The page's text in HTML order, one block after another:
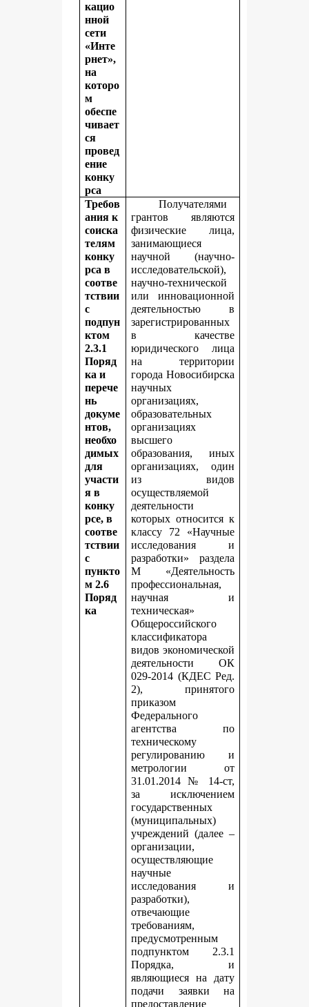
кацио
нной
сети
«Инте
рнет»,
на
которо
м
обеспе
чивает
ся
провед
ение
конку
рса
Требов
ания к
соиска
телям
конку
рса в
соотве
тствии
с
подпун
ктом
2.3.1
Поряд
ка и
перече
нь
докуме
нтов,
необхо
димых
для
участи
я в
конку
рсе, в
соотве
тствии
с
пункто
м 2.6
Поряд
ка
Получателями
грантов являются
физические лица,
занимающиеся
научной (научно-
исследовательской),
научно-технической
или инновационной
деятельностью в
зарегистрированных
в качестве
юридического лица
на территории
города Новосибирска
научных
организациях,
образовательных
организациях
высшего
образования, иных
организациях, один
из видов
осуществляемой
деятельности
которых относится к
классу 72 «Научные
исследования и
разработки» раздела
M «Деятельность
профессиональная,
научная и
техническая»
Общероссийского
классификатора
видов экономической
деятельности ОК
029-2014 (КДЕС Ред.
2), принятого
приказом
Федерального
агентства по
техническому
регулированию и
метрологии от
31.01.2014 № 14-ст,
за исключением
государственных
(муниципальных)
учреждений (далее –
организации,
осуществляющие
научные
исследования и
разработки),
отвечающие
требованиям,
предусмотренным
подпунктом 2.3.1
Порядка, и
являющиеся на дату
подачи заявки на
предоставление